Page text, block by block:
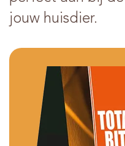
jouw huisdier.